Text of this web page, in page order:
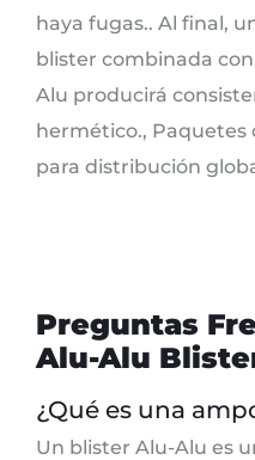
haya fugas.. Al final,
blister combinada
Alu producirá
hermético., Paquetes
para distribución
Preguntas
Alu-Alu
¿Qué es una
Un blister Alu-Alu es